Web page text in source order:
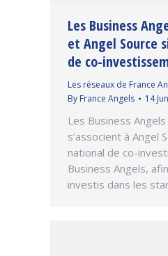
Les Business
et Angel Source
de co-
Les réseaux de France
By France Angels 14
Les Business
s’associent à Angel
national de co-
Business Angels,
investis dans les